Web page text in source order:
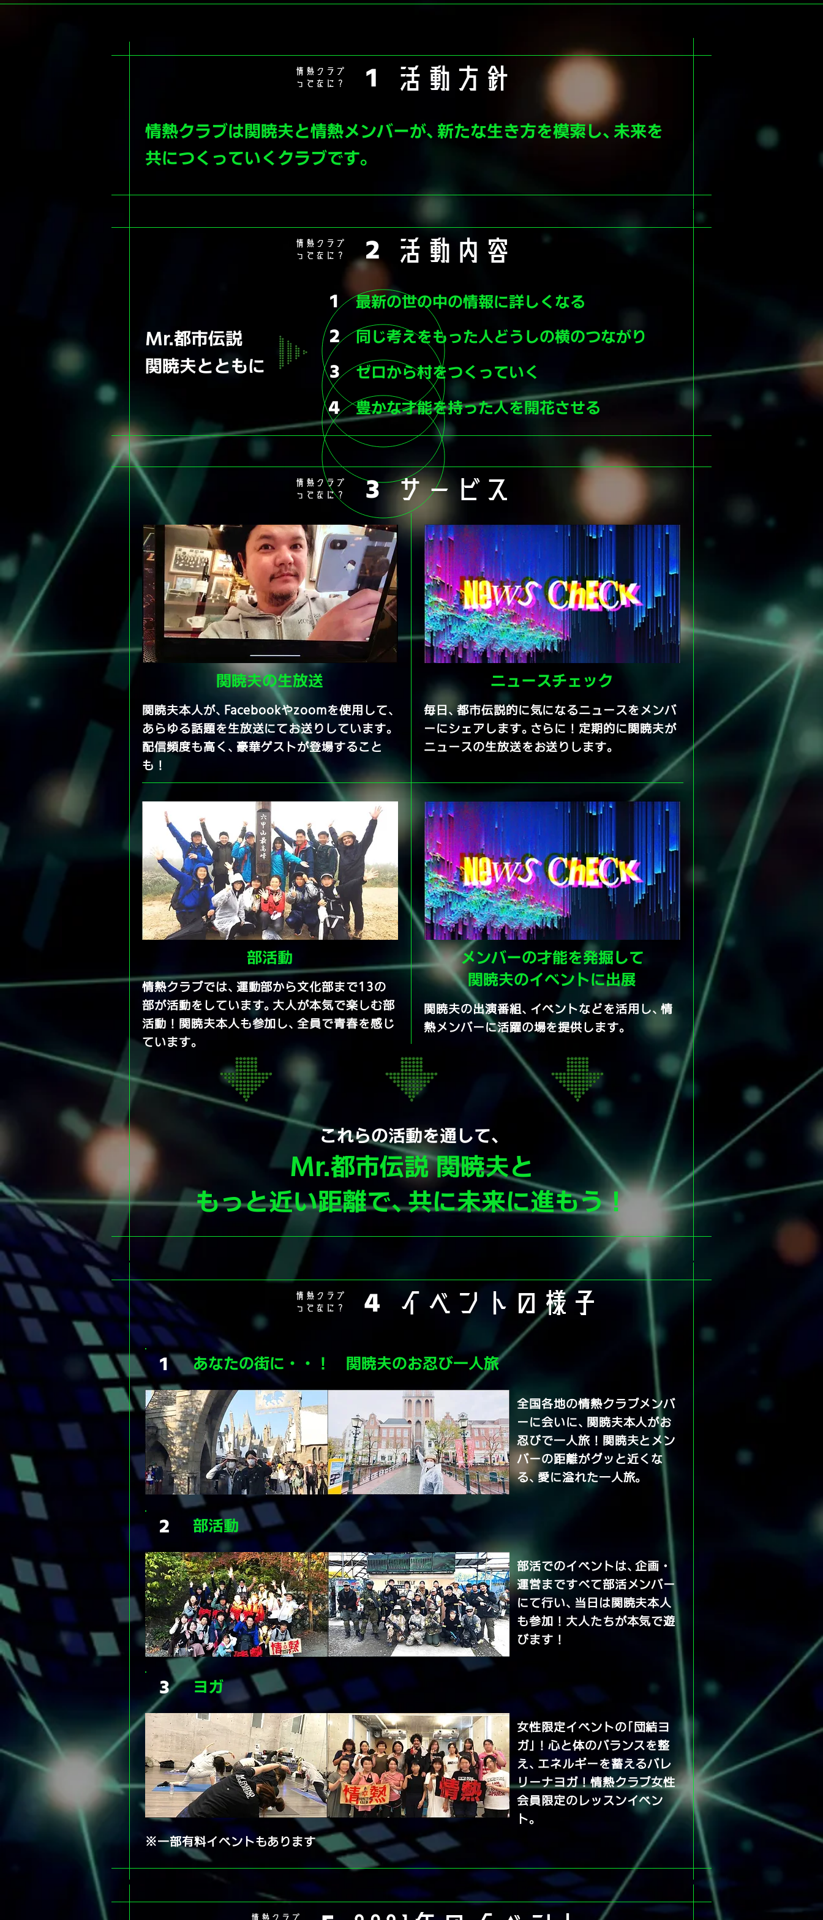
情熱クラブ
ってなに？
１ ​活動方針
情熱クラブは関暁夫と情熱メンバーが、新たな生き方を模索し、未来を
共につくっていくクラブです​。
情熱クラブ
ってなに？
２ ​活動内容
Mr.都市伝説
​関暁夫とともに
最新の世の中の情報に詳しくなる
１
​同じ考えをもった人どうしの横のつながり
２
ゼロから村をつくっていく
３
豊かな才能を持った人を開花させる
４
関暁夫の生放送
関暁夫本人が、Facebookやzoomを使用して、
あらゆる話題を生放送にてお送りしています。
配信頻度も高く、豪華ゲストが登場すること
も！
情熱クラブ
ってなに？
３ サービス
ニュースチェック
毎日、都市伝説的に気になるニュースをメンバ
ーにシェアします。さらに！定期的に関暁夫が
ニュースの生放送をお送りします。
部活動
情熱クラブでは、運動部から文化部まで13の
部が活動をしています。大人が本気で楽しむ部
活動！関暁夫本人も参加し、全員で青春を感じ
ています。
メンバーの才能を発掘して
​関暁夫のイベントに出展
関暁夫の出演番組、イベントなどを活用し、情
熱メンバーに活躍の場を提供します。
​これらの活動を通して、
Mr.都市伝説 関暁夫と
​もっと近い距離で、共に未来に進もう！
１ ​あなたの街に・・！ 関暁夫のお忍び一人旅
全国各地の情熱クラブメンバ
ーに会いに、関暁夫本人がお
忍びで一人旅！関暁夫とメン
バーの距離がグッと近くな
る、愛に溢れた一人旅。
情熱クラブ
ってなに？
４ イベントの様子
２ 部活動
部活でのイベントは、企画・
運営まですべて部活メンバー
にて行い、当日は関暁夫本人
も参加！大人たちが本気で遊
びます！
３ ヨガ
女性限定イベントの ​「団結ヨ
ガ」！心と体のバランスを整
え、エネルギーを蓄えるバレ
リーナヨガ！情熱クラブ女性
会員限定のレッスンイベン
ト。
※一部有料イベントもあります
情熱クラブ